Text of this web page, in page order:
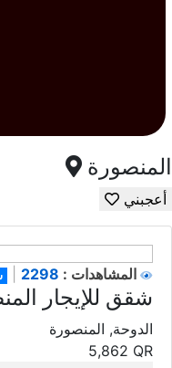
المنصورة
أعجبني
المشاهدات :
شقق للإيجار
الدوحة, المنصورة
5,862 QR